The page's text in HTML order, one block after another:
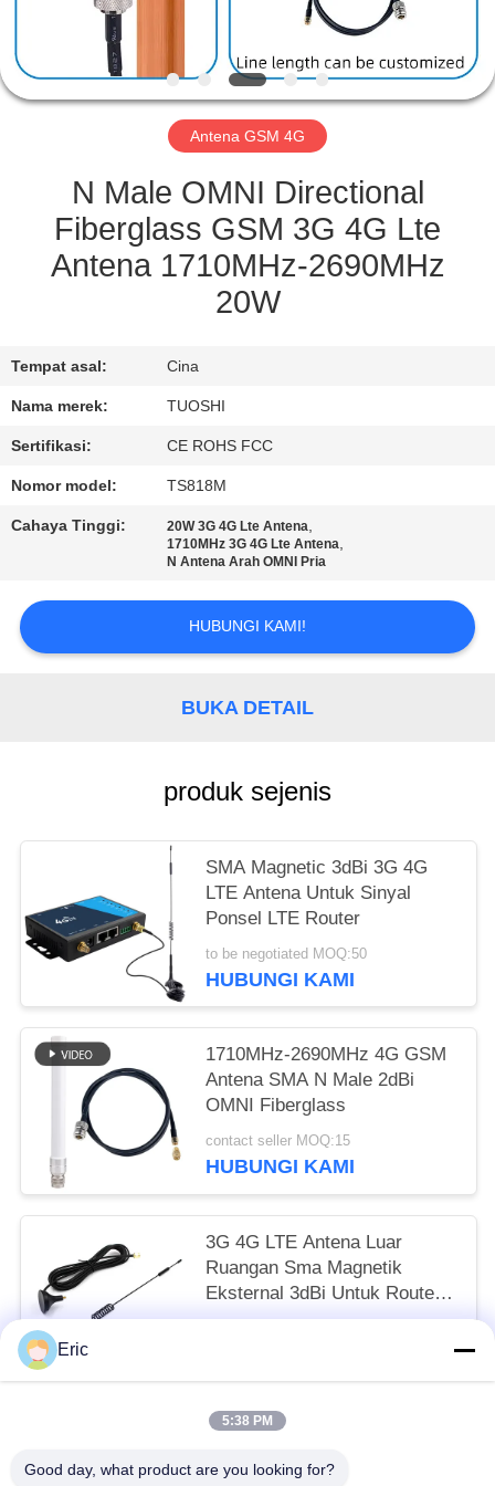
KUALITAS
HUBUNGI
KAMI
BERITA
KASUS
PENAWARAN
SITEMAP
POLICY
Antena GSM 4G
N Male OMNI Directional
Fiberglass GSM 3G 4G Lte
Antena 1710MHz-2690MHz
20W
Tempat asal: Cina
Nama merek: TUOSHI
Sertifikasi: CE ROHS FCC
Nomor model: TS818M
Cahaya Tinggi: 20W 3G 4G Lte Antena,
1710MHz 3G 4G Lte Antena,
N Antena Arah OMNI Pria
HUBUNGI KAMI!
BUKA DETAIL
produk sejenis
SMA Magnetic 3dBi 3G 4G
LTE Antena Untuk Sinyal
Ponsel LTE Router
to be negotiated MOQ:50
HUBUNGI KAMI
1710MHz-2690MHz 4G GSM
Antena SMA N Male 2dBi
OMNI Fiberglass
contact seller MOQ:15
HUBUNGI KAMI
3G 4G LTE Antena Luar
Ruangan Sma Magnetik
Eksternal 3dBi Untuk Router
Penguat Sinyal
Eric
5:38 PM
Good day, what product are you looking for?